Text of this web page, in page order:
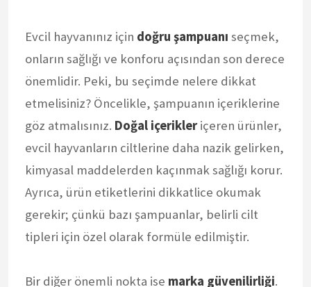
Evcil hayvanınız için doğru şampuanı seçmek,
onların sağlığı ve konforu açısından son derece
önemlidir. Peki, bu seçimde nelere dikkat
etmelisiniz? Öncelikle, şampuanın içeriklerine
göz atmalısınız. Doğal içerikleriçeren ürünler,
evcil hayvanların ciltlerine daha nazik gelirken,
kimyasal maddelerden kaçınmak sağlığı korur.
Ayrıca, ürün etiketlerini dikkatlice okumak
gerekir; çünkü bazı şampuanlar, belirli cilt
tipleri için özel olarak formüle edilmiştir.
Bir diğer önemli nokta ise marka güvenilirliği.